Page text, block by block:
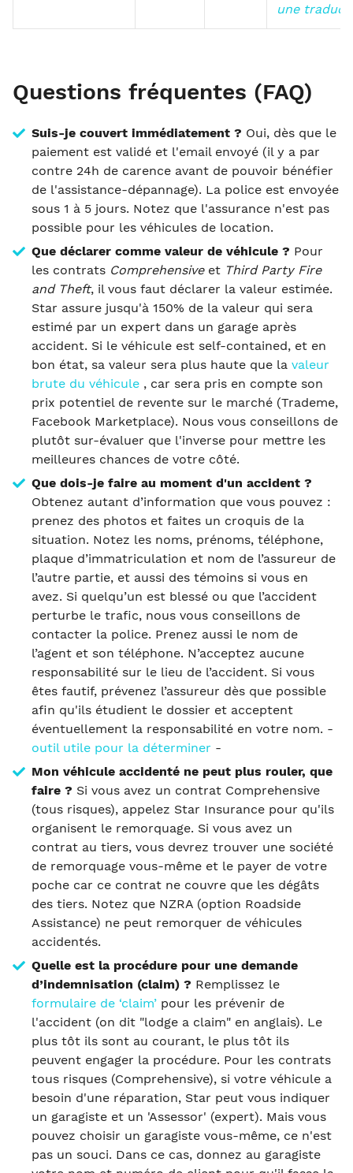
une
Questions fréquentes (FAQ)
Suis-je couvert immédiatement ? Oui, dès que le
paiement est validé et l'email envoyé (il y a par
contre 24h de carence avant de pouvoir bénéfier
de l'assistance-dépannage). La police est envoyée
sous 1 à 5 jours. Notez que l'assurance n'est pas
possible pour les véhicules de location.
Que déclarer comme valeur de véhicule ? Pour
les contrats Comprehensiveet Third Party Fire
and Theft, il vous faut déclarer la valeur estimée.
Star assure jusqu'à 150% de la valeur qui sera
estimé par un expert dans un garage après
accident. Si le véhicule est self-contained, et en
bon état, sa valeur sera plus haute que la valeur
brute du véhicule , car sera pris en compte son
prix potentiel de revente sur le marché (Trademe,
Facebook Marketplace). Nous vous conseillons de
plutôt sur-évaluer que l'inverse pour mettre les
meilleures chances de votre côté.
Que dois-je faire au moment d'un accident ?
Obtenez autant d’information que vous pouvez :
prenez des photos et faites un croquis de la
situation. Notez les noms, prénoms, téléphone,
plaque d’immatriculation et nom de l’assureur de
l’autre partie, et aussi des témoins si vous en
avez. Si quelqu’un est blessé ou que l’accident
perturbe le trafic, nous vous conseillons de
contacter la police. Prenez aussi le nom de
l’agent et son téléphone. N’acceptez aucune
responsabilité sur le lieu de l’accident. Si vous
êtes fautif, prévenez l’assureur dès que possible
afin qu'ils étudient le dossier et acceptent
éventuellement la responsabilité en votre nom. -
outil utile pour la déterminer -
Mon véhicule accidenté ne peut plus rouler, que
faire ? Si vous avez un contrat Comprehensive
(tous risques), appelez Star Insurance pour qu'ils
organisent le remorquage. Si vous avez un
contrat au tiers, vous devrez trouver une société
de remorquage vous-même et le payer de votre
poche car ce contrat ne couvre que les dégâts
des tiers. Notez que NZRA (option Roadside
Assistance) ne peut remorquer de véhicules
accidentés.
Quelle est la procédure pour une demande
d’indemnisation (claim) ? Remplissez le
formulaire de ‘claim’ pour les prévenir de
l'accident (on dit "lodge a claim" en anglais). Le
plus tôt ils sont au courant, le plus tôt ils
peuvent engager la procédure. Pour les contrats
tous risques (Comprehensive), si votre véhicule a
besoin d'une réparation, Star peut vous indiquer
un garagiste et un 'Assessor' (expert). Mais vous
pouvez choisir un garagiste vous-même, ce n'est
pas un souci. Dans ce cas, donnez au garagiste